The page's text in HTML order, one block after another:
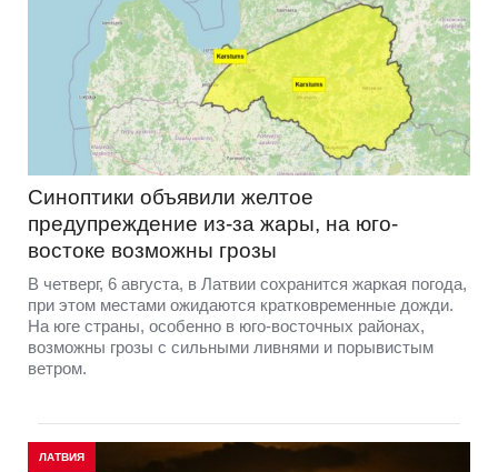
Синоптики объявили желтое
предупреждение из-за жары, на юго-
востоке возможны грозы
В четверг, 6 августа, в Латвии сохранится жаркая погода,
при этом местами ожидаются кратковременные дожди.
На юге страны, особенно в юго-восточных районах,
возможны грозы с сильными ливнями и порывистым
ветром.
ЛАТВИЯ